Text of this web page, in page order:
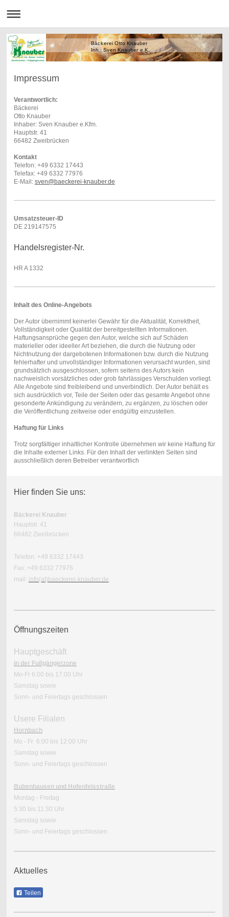
Bäckerei Otto Knauber
Inh.: Sven Knauber e.K.
Impressum
Verantwortlich:
Bäckerei
Otto Knauber
Inhaber: Sven Knauber e.Kfm.
Hauptstr. 41
66482 Zweibrücken
Kontakt
Telefon: +49 6332 17443
Telefax: +49 6332 77976
E-Mail: sven@baeckerei-knauber.de
Umsatzsteuer-ID
DE 219147575
Handelsregister-Nr.
HR A 1332
Inhalt des Online-Angebots
Der Autor übernimmt keinerlei Gewähr für die Aktualität, Korrektheit,
Vollständigkeit oder Qualität der bereitgestellten Informationen.
Haftungsansprüche gegen den Autor, welche sich auf Schäden
materieller oder ideeller Art beziehen, die durch die Nutzung oder
Nichtnutzung der dargebotenen Informationen bzw. durch die Nutzung
fehlerhafter und unvollständiger Informationen verursacht wurden, sind
grundsätzlich ausgeschlossen, sofern seitens des Autors kein
nachweislich vorsätzliches oder grob fahrlässiges Verschulden vorliegt.
Alle Angebote sind freibleibend und unverbindlich. Der Autor behält es
sich ausdrücklich vor, Teile der Seiten oder das gesamte Angebot ohne
gesonderte Ankündigung zu verändern, zu ergänzen, zu löschen oder
die Veröffentlichung zeitweise oder endgültig einzustellen.
Haftung für Links
Trotz sorgfältiger inhaltlicher Kontrolle übernehmen wir keine Haftung für
die Inhalte externer Links. Für den Inhalt der verlinkten Seiten sind
ausschließlich deren Betreiber verantwortlich
Hier finden Sie uns:
Bäckerei Knauber
Hauptstr. 41
66482 Zweibrücken
Telefon: +49 6332 17443
Fax: +49 6332 77976
mail: info(at)baeckerei-knauber.de
Öffnungszeiten
Hauptgeschäft
in der Fußgängerzone
Mo-Fr 6:00 bis 17:00 Uhr
Samstag sowie
Sonn- und Feiertags geschlossen
Usere Filialen
Hornbach
Mo - Fr 6:00 bis 12:00 Uhr
Samstag sowie
Sonn- und Feiertags geschlossen
Bubenhausen und Hofenfelsstraße
Montag - Freitag
5:30 bis 11:30 Uhr
Samstag sowie
Sonn- und Feiertags geschlossen
Aktuelles
Teilen